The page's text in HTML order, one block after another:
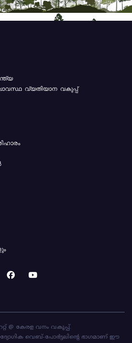
വ്യതിയാന വകുപ്പ്
@ കേരള വനം വകുപ്പ്.
വെബ്-പോർട്ടലിന്റെ ഭാഗമാണ് ഈ